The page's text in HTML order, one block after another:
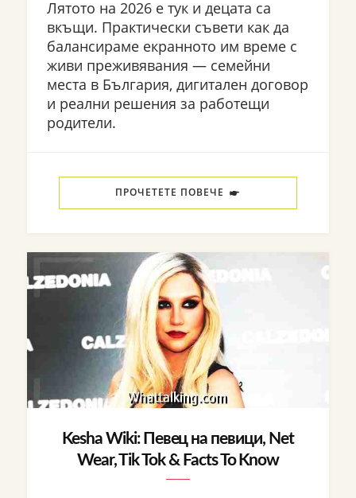
Лятото на 2026 е тук и децата са
вкъщи. Практически съвети как да
балансираме екранното им време с
живи преживявания — семейни
места в България, дигитален договор
и реални решения за работещи
родители.
ПРОЧЕТЕТЕ ПОВЕЧЕ
Kesha Wiki: Певец на певици, Net
Wear, Tik Tok & Facts To Know